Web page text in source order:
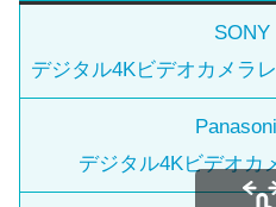
SONY
デジタル4Kビデオカメラ
デジタル4Kビデオカ